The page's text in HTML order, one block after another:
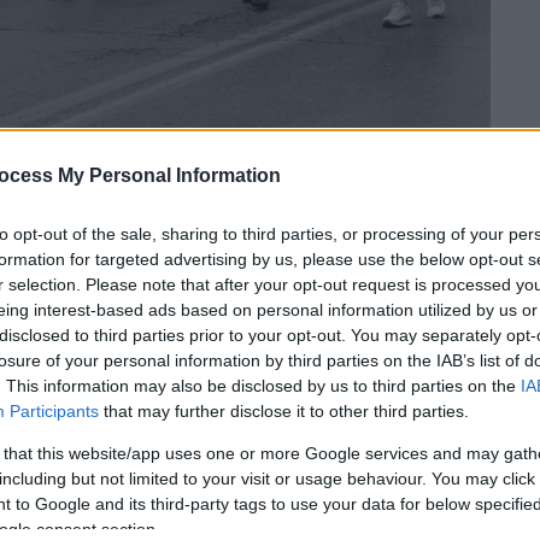
My Personal Information
opt-out of the sale, sharing to third parties, or processing of your
for targeted advertising by us, please use the below opt-out
selection. Please note that after your opt-out request is processed
interest-based ads based on personal information utilized by us
to third parties prior to your opt-out. You may separately
of your personal information by third parties on the IAB’s list of
This information may also be disclosed by us to third parties on the
Participants that may further disclose it to other third parties.
that this website/app uses one or more Google services and may
but not limited to your visit or usage behaviour. You may
to Google and its third-party tags to use your data for below
consent section.
τις σχολικές μονάδες της
εκδηλώσεις για την επέτειο
.
στις τάξεις και θα έχουν
ωρών, ενώ οι γονείς θα ενημερωθούν από
αποχώρησης των παιδιών τους.
υπουργείου Παιδείαςοι μαθητές, που
, συμμετέχουν στις εκδηλώσεις του